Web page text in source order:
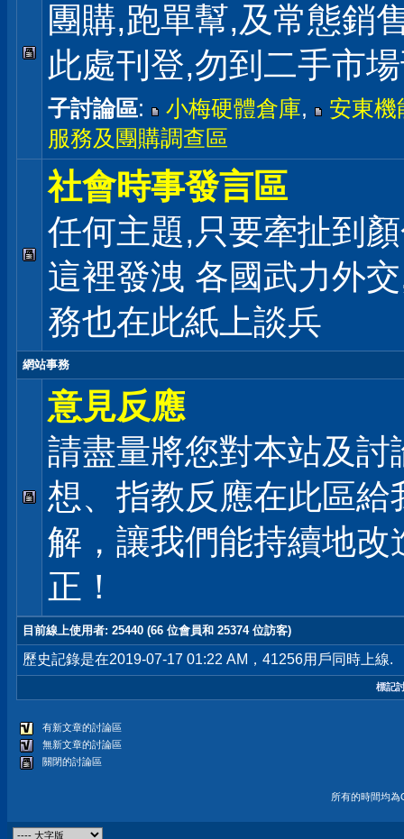
團購,跑單幫,及常態銷
此處刊登,勿到二手市
子討論區: 小梅硬體倉庫,
安東機
服務及團購調查區
社會時事發言區
任何主題,只要牽扯到
這裡發洩 各國武力外
務也在此紙上談兵
網站事務
意見反應
請盡量將您對本站及討
想、指教反應在此區給
解，讓我們能持續地改
正！
目前線上使用者: 25440 (66 位會員和 25374 位訪客)
歷史記錄是在2019-07-17 01:22 AM，41256用戶同時上線.
標記
有新文章的討論區
無新文章的討論區
關閉的討論區
所有的時間均為